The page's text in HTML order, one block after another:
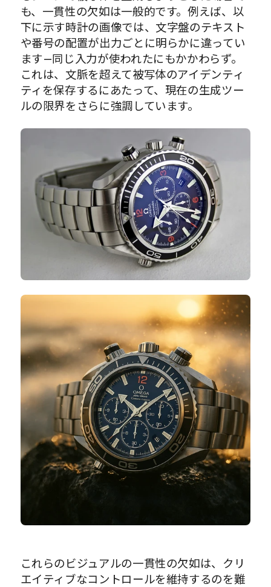
も、一貫性の欠如は一般的です。例えば、以
下に示す時計の画像では、文字盤のテキスト
や番号の配置が出力ごとに明らかに違ってい
ます—同じ入力が使われたにもかかわらず。
これは、文脈を超えて被写体のアイデンティ
ティを保存するにあたって、現在の生成ツー
ルの限界をさらに強調しています。
これらのビジュアルの一貫性の欠如は、クリ
エイティブなコントロールを維持するのを難